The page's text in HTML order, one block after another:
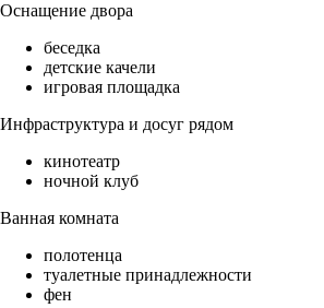
Оснащение двора
беседка
детские качели
игровая площадка
Инфраструктура и досуг рядом
кинотеатр
ночной клуб
Ванная комната
полотенца
туалетные принадлежности
фен